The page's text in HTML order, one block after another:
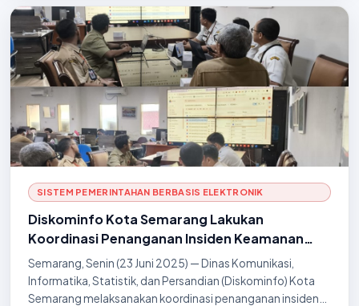
SISTEM PEMERINTAHAN BERBASIS ELEKTRONIK
Diskominfo Kota Semarang Lakukan
Koordinasi Penanganan Insiden Keamanan
Siber pada Situs rswn.com
Semarang, Senin (23 Juni 2025) — Dinas Komunikasi,
Informatika, Statistik, dan Persandian (Diskominfo) Kota
Semarang melaksanakan koordinasi penanganan insiden